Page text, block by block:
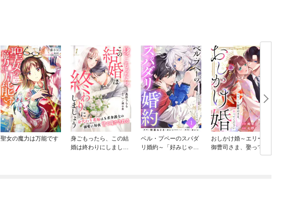
聖女の魔力は万能です
身ごもったら、この結
婚は終わりにしましょ
ベル・プペーのスパダ
リ婚約～「好みじゃな
おしかけ婚～エリート
御曹司さま、娶ってく